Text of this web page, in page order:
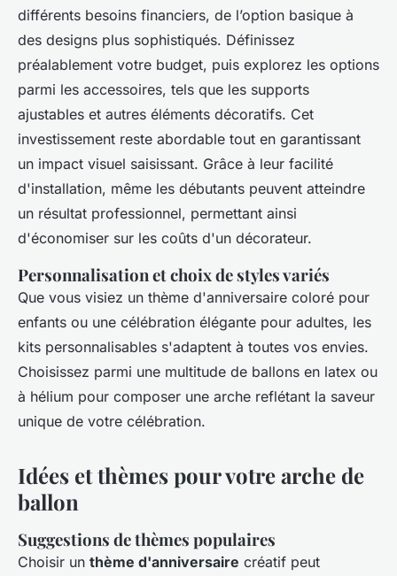
différents besoins financiers, de l’option basique à
des designs plus sophistiqués. Définissez
préalablement votre budget, puis explorez les options
parmi les accessoires, tels que les supports
ajustables et autres éléments décoratifs. Cet
investissement reste abordable tout en garantissant
un impact visuel saisissant. Grâce à leur facilité
d'installation, même les débutants peuvent atteindre
un résultat professionnel, permettant ainsi
d'économiser sur les coûts d'un décorateur.
Personnalisation et choix de styles variés
Que vous visiez un thème d'anniversaire coloré pour
enfants ou une célébration élégante pour adultes, les
kits personnalisables s'adaptent à toutes vos envies.
Choisissez parmi une multitude de ballons en latex ou
à hélium pour composer une arche reflétant la saveur
unique de votre célébration.
Idées et thèmes pour votre arche de
ballon
Suggestions de thèmes populaires
Choisir un thème d'anniversaire créatif peut